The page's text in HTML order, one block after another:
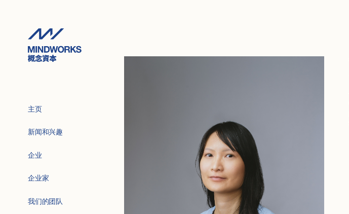
主页
新闻和兴趣
企业
企业家
我们的团队